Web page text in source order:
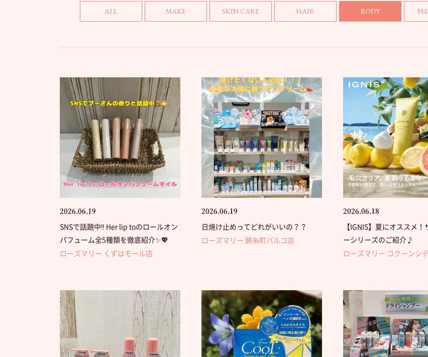
ALL MAKE SKIN CARE HAIR BODY
2026.06.19
SNSで話題中‼️ Her lip toのロールオン
パフューム全5種類を徹底紹介✨💖
ローズマリー くずはモール店
2026.06.19
日焼け止めってどれがいいの？？
ローズマリー 錦糸町パルコ店
2026.06.18
【IGNIS】夏にオススメ！
ーシリーズのご紹介♪
ローズマリー コクーンシ